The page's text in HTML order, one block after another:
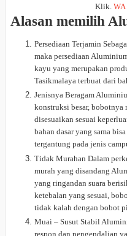
Klik.
Alasan memilih
Persediaan Terjamin
maka persediaan
kayu yang merupakan
Tasikmalaya terbuat dari
Jenisnya Beragam
konstruksi besar,
disesuaikan sesuai
bahan dasar yang sama
tergantung pada jenis
Tidak Murahan Dalam
murah yang disandang
yang ringandan suara
ketebalan yang sesuai,
tidak kalah dengan bobot
Muai – Susut Stabil
respon dan pengendalian